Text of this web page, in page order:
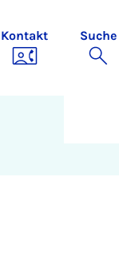
Kontakt Suche